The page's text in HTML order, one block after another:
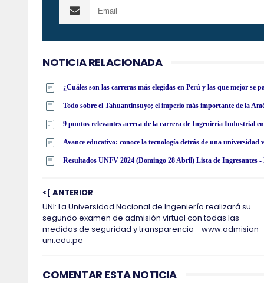
NOTICIA RELACIONADA
¿Cuáles son las carreras más elegidas en Perú y las que mejor se
Todo sobre el Tahuantinsuyo; el imperio más importante de la
9 puntos relevantes acerca de la carrera de Ingeniería Industrial
Avance educativo: conoce la tecnología detrás de una universidad
<[ ANTERIOR
UNI: La Universidad Nacional de Ingeniería realizará su
segundo examen de admisión virtual con todas las
medidas de seguridad y transparencia - www.admision
uni.edu.pe
COMENTAR ESTA NOTICIA